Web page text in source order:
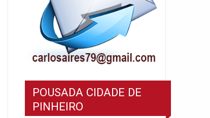
POUSADA CIDADE DE
PINHEIRO